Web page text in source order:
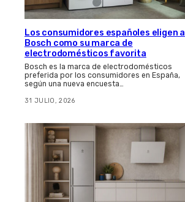
Los consumidores españoles eligen a
Bosch como su marca de
electrodomésticos favorita
Bosch es la marca de electrodomésticos
preferida por los consumidores en España,
según una nueva encuesta…
31 JULIO, 2026